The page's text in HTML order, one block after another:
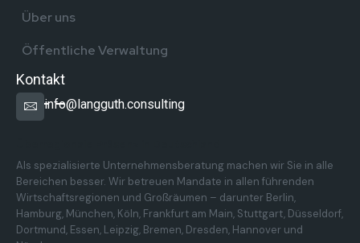
Über uns
Öffentliche Verwaltung
Kontakt
info@langguth.consulting
Als spezialisierte Unternehmensberatung machen wir Sie in alle
Bereichen besser. Wir betreuen Mandate in allen führenden
Wirtschaftsregionen und Großräumen – darunter Berlin,
Hamburg, München, Köln, Frankfurt am Main, Stuttgart, Düsseldorf,
Dortmund, Essen, Leipzig, Bremen, Dresden, Hannover und